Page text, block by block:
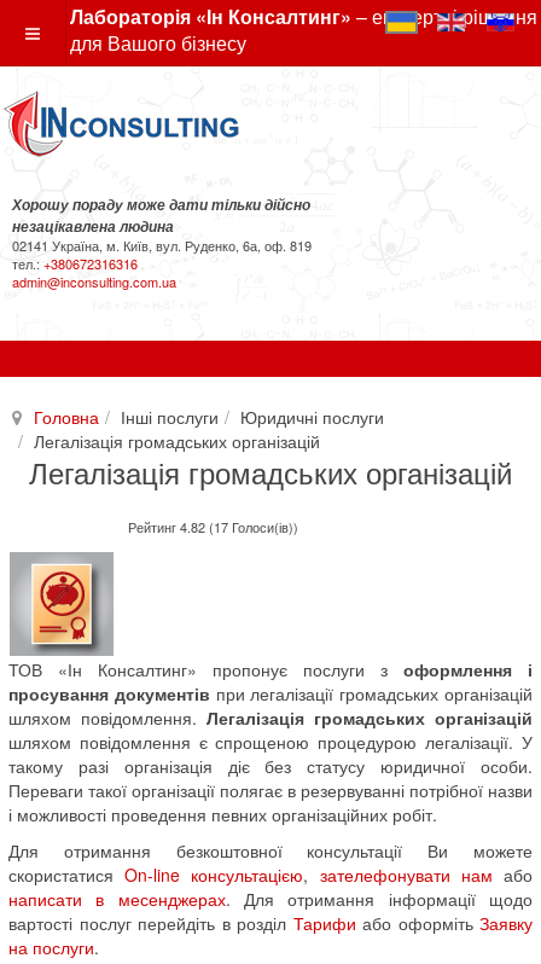
Лабораторія «Ін Консалтинг» – експертні рішення
для Вашого бізнесу
Хорошу пораду може дати тільки дійсно
незацікавлена людина
02141 Україна, м. Київ, вул. Руденко, 6а, оф. 819
тел.: +380672316316
admin@inconsulting.com.ua
Головна Інші послуги
Юридичні послуги
Легалізація громадських організацій
Легалізація громадських організацій
Рейтинг 4.82 (17 Голоси(ів))
ТОВ «Ін Консалтинг» пропонує послуги з оформлення і
просування документів при легалізації громадських організацій
шляхом повідомлення. Легалізація громадських організацій
шляхом повідомлення є спрощеною процедурою легалізації. У
такому разі організація діє без статусу юридичної особи.
Переваги такої організації полягає в резервуванні потрібної назви
і можливості проведення певних організаційних робіт.
Для отримання безкоштовної консультації Ви можете
скористатисяOn-line консультацією, зателефонувати нам або
написати в месенджерах. Для отримання інформації щодо
вартості послуг перейдіть в розділ Тарифи або оформіть Заявку
на послуги.